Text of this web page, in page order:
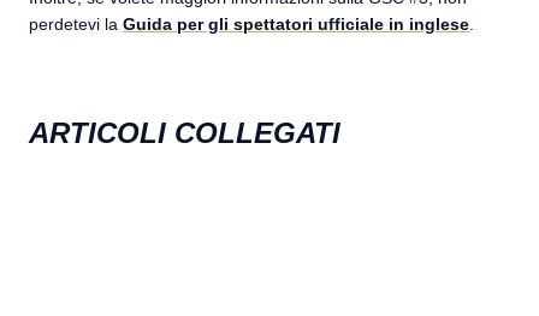
perdetevi la Guida per gli spettatori ufficiale in inglese
ARTICOLI COLLEGATI